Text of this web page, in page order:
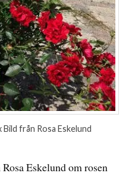
Bild från Rosa Eskelund
Rosa Eskelund om rosen